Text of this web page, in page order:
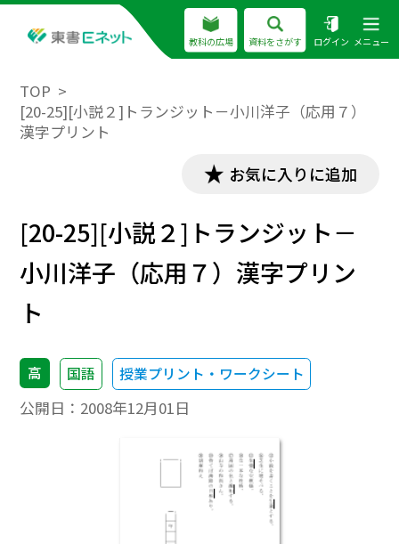
教科の広場 資料をさがす ログイン メニュー
TOP
[20-25][小説２]トランジット－小川洋子（応用７）
漢字プリント
お気に入りに追加
[20-25][小説２]トランジット－
小川洋子（応用７）漢字プリン
ト
高 国語 授業プリント・ワークシート
公開日： 2008年12月01日